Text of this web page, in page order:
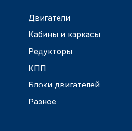
Двигатели
Кабины и каркасы
Редукторы
КПП
Блоки двигателей
Разное